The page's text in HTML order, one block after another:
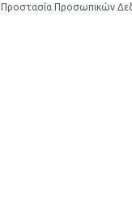
Προστασία Προσωπικών